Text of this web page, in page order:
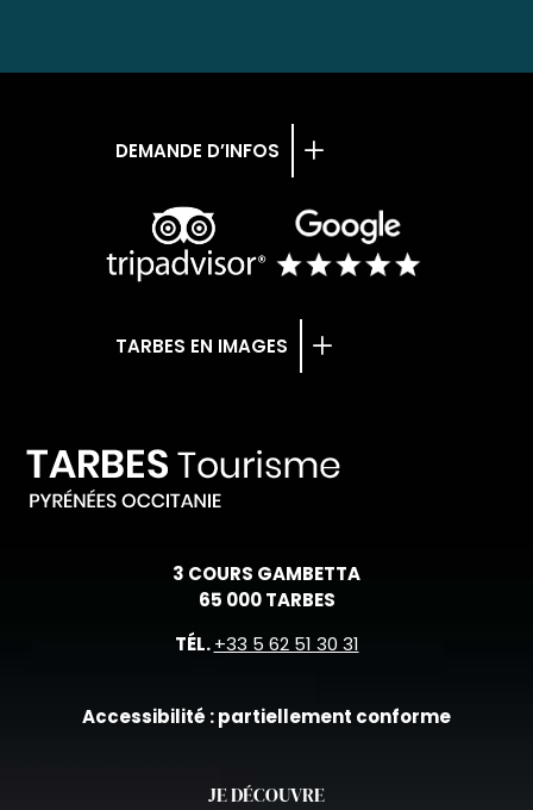
DEMANDE D’INFOS
TARBES EN IMAGES
3 COURS GAMBETTA
65 000 TARBES
TÉL.+33 5 62 51 30 31
Accessibilité : partiellement conforme
JE DÉCOUVRE